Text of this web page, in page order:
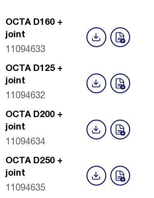
OCTA D160 +
joint
11094633
OCTA D125 +
joint
11094632
OCTA D200 +
joint
11094634
OCTA D250 +
joint
11094635